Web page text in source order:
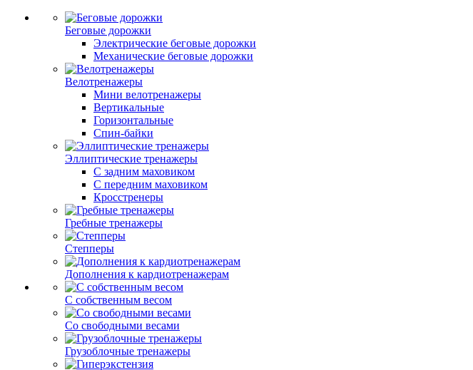
Беговые дорожки
Электрические беговые дорожки
Механические беговые дорожки
Велотренажеры
Мини велотренажеры
Вертикальные
Горизонтальные
Спин-байки
Эллиптические тренажеры
С задним маховиком
С передним маховиком
Кросстренеры
Гребные тренажеры
Степперы
Дополнения к кардиотренажерам
С собственным весом
Со свободными весами
Грузоблочные тренажеры